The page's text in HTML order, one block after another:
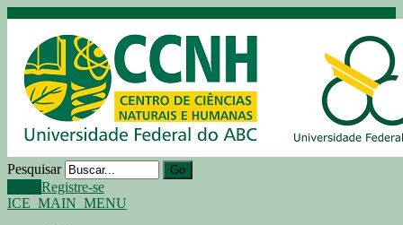
Pesquisar Go
Registre-se
ICE_MAIN_MENU